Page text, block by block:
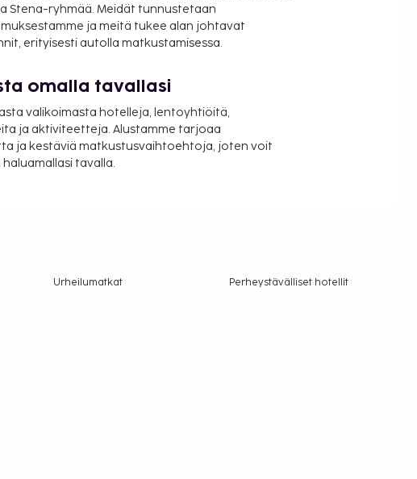
Stena-ryhmää. Meidät tunnustetaan
ja meitä tukee alan johtavat
erityisesti autolla matkustamisessa.
omalla tavallasi
valikoimasta hotelleja, lentoyhtiöitä,
ja aktiviteetteja. Alustamme tarjoaa
ja kestäviä matkustusvaihtoehtoja, joten voit
tavalla.
Urheilumatkat
Perheystävälliset hotellit